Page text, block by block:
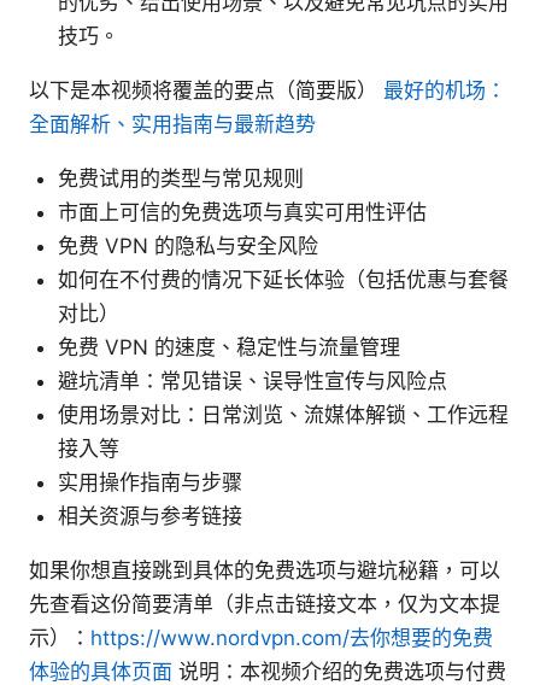
技巧。
以下是本视频将覆盖的要点（简要版） 最好的机场：
全面解析、实用指南与最新趋势
免费试用的类型与常见规则
市面上可信的免费选项与真实可用性评估
免费 VPN 的隐私与安全风险
如何在不付费的情况下延长体验（包括优惠与套餐
对比）
免费 VPN 的速度、稳定性与流量管理
避坑清单：常见错误、误导性宣传与风险点
使用场景对比：日常浏览、流媒体解锁、工作远程
接入等
实用操作指南与步骤
相关资源与参考链接
如果你想直接跳到具体的免费选项与避坑秘籍，可以
先查看这份简要清单（非点击链接文本，仅为文本提
示）： https://www.nordvpn.com/去你想要的免费
体验的具体页面 说明：本视频介绍的免费选项与付费